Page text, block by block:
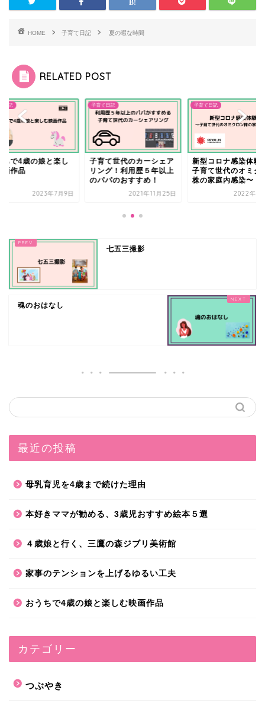
HOME 子育て日記 夏の暇な時間
RELATED POST
日記
ちで4歳の娘と楽し
画作品
2023年7月9日
子育て日記
子育て世代のカーシェア
リング！利用歴５年以上
のパパのおすすめ！
2021年11月25日
子育て日記
新型コロナ感染体験
子育て世代のオミク
株の家庭内感染〜
2022年3
七五三撮影
魂のおはなし
最近の投稿
母乳育児を4歳まで続けた理由
本好きママが勧める、3歳児おすすめ絵本５選
４歳娘と行く、三鷹の森ジブリ美術館
家事のテンションを上げるゆるい工夫
おうちで4歳の娘と楽しむ映画作品
カテゴリー
つぶやき